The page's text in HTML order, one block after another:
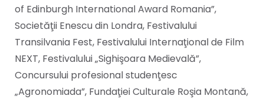
of Edinburgh International Award Romania”,
Societăţii Enescu din Londra, Festivalului
Transilvania Fest, Festivalului Internaţional de Film
NEXT, Festivalului „Sighişoara Medievală”,
Concursului profesional studenţesc
„Agronomiada”, Fundaţiei Culturale Roşia Montană,